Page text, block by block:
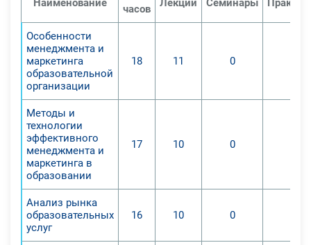
главных функций менеджмента
По окончании удаленного курса
преподаватели приобретут
следующие компетенции:
управленческих и маркетинговых
применительно к
Наименование
часов
Лекций Семинары
Особенности
менеджмента и
маркетинга
образовательной
организации
18 11 0
Методы и
технологии
эффективного
менеджмента и
маркетинга в
образовании
17 10 0
Анализ рынка
образовательных
услуг
16 10 0